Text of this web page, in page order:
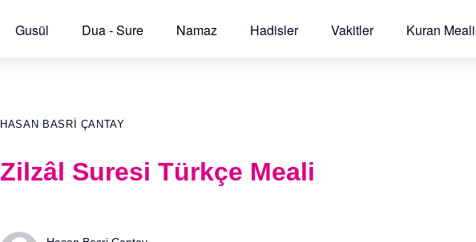
Gusül Dua - Sure Namaz Hadisler Vakitler Kuran Meali
HASAN BASRI ÇANTAY
Zilzâl Suresi Türkçe Meali